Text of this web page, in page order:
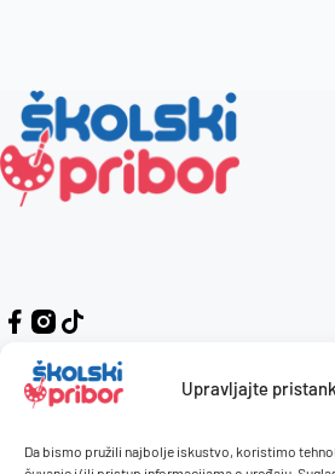
Upravljajte
Da bismo pružili najbolje iskustvo, koristimo